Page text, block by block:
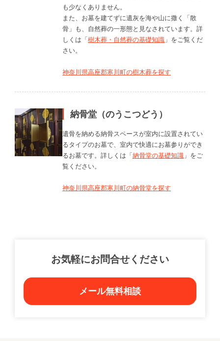
も少なくありません。
また、お墓を建てずに遺灰を海や山に撒く「散
骨」も、自然葬の一形態と見なされています。詳
しくは「樹木葬・自然葬の基礎知識 」をご覧くだ
さい。
神奈川県高座郡寒川町の樹木葬を探す
納骨堂（のうこつどう）
遺骨を納める納骨スペースが室内に設置されてい
るタイプのお墓で、室内で快適にお墓参りができ
るお墓です。詳しくは「納骨堂の基礎知識 」をご
覧ください。
神奈川県高座郡寒川町の納骨堂を探す
お気軽にお問合せください
メール無料相談